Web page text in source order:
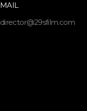
MAIL
director@29sfilm.com